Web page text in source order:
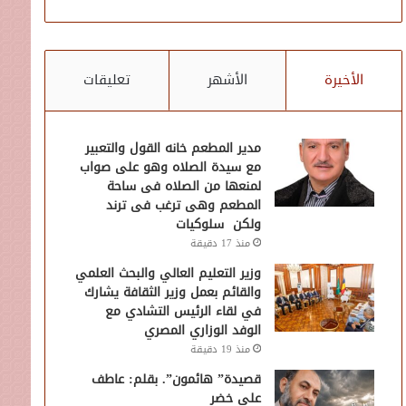
الأخيرة الأشهر تعليقات
مدير المطعم خانه القول والتعبير
مع سيدة الصلاه وهو على صواب
لمنعها من الصلاه فى ساحة
المطعم وهى ترغب فى ترند
ولكن سلوكيات
منذ 17 دقيقة
وزير التعليم العالي والبحث العلمي
والقائم بعمل وزير الثقافة يشارك
في لقاء الرئيس التشادي مع
الوفد الوزاري المصري
منذ 19 دقيقة
قصيدة” هائمون”. بقلم: عاطف
علي خضر